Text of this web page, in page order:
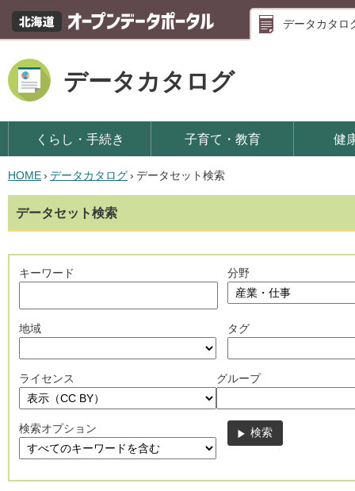
データカタロ
データカタログ
くらし・手続き 子育て・教育 健
HOME› データカタログ› データセット検索
データセット検索
キーワード 分野
地域 タグ
ライセンス グループ
検索オプション